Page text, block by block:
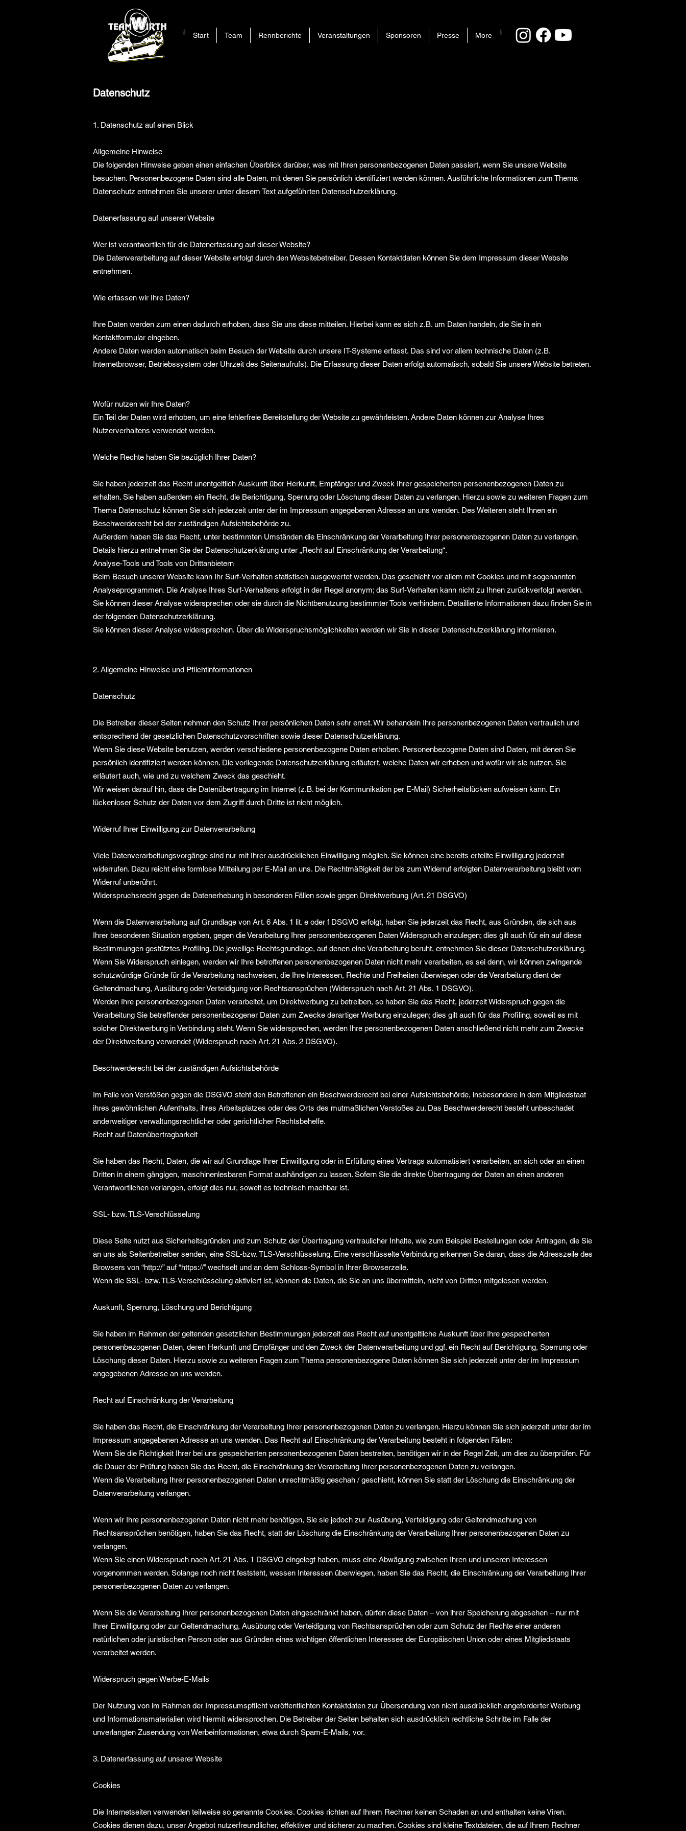
Start Team Rennberichte Veranstaltungen Sponsoren Presse More
Datenschutz
1. Datenschutz auf einen Blick
Allgemeine Hinweise
Die folgenden Hinweise geben einen einfachen Überblick darüber, was mit Ihren personenbezogenen Daten passiert, wenn Sie unsere Website
besuchen. Personenbezogene Daten sind alle Daten, mit denen Sie persönlich identifiziert werden können. Ausführliche Informationen zum Thema
Datenschutz entnehmen Sie unserer unter diesem Text aufgeführten Datenschutzerklärung.
Datenerfassung auf unserer Website
Wer ist verantwortlich für die Datenerfassung auf dieser Website?
Die Datenverarbeitung auf dieser Website erfolgt durch den Websitebetreiber. Dessen Kontaktdaten können Sie dem Impressum dieser Website
entnehmen.
Wie erfassen wir Ihre Daten?
Ihre Daten werden zum einen dadurch erhoben, dass Sie uns diese mitteilen. Hierbei kann es sich z.B. um Daten handeln, die Sie in ein
Kontaktformular eingeben.
Andere Daten werden automatisch beim Besuch der Website durch unsere IT-Systeme erfasst. Das sind vor allem technische Daten (z.B.
Internetbrowser, Betriebssystem oder Uhrzeit des Seitenaufrufs). Die Erfassung dieser Daten erfolgt automatisch, sobald Sie unsere Website betreten.
Wofür nutzen wir Ihre Daten?
Ein Teil der Daten wird erhoben, um eine fehlerfreie Bereitstellung der Website zu gewährleisten. Andere Daten können zur Analyse Ihres
Nutzerverhaltens verwendet werden.
Welche Rechte haben Sie bezüglich Ihrer Daten?
Sie haben jederzeit das Recht unentgeltlich Auskunft über Herkunft, Empfänger und Zweck Ihrer gespeicherten personenbezogenen Daten zu
erhalten. Sie haben außerdem ein Recht, die Berichtigung, Sperrung oder Löschung dieser Daten zu verlangen. Hierzu sowie zu weiteren Fragen zum
Thema Datenschutz können Sie sich jederzeit unter der im Impressum angegebenen Adresse an uns wenden. Des Weiteren steht Ihnen ein
Beschwerderecht bei der zuständigen Aufsichtsbehörde zu.
Außerdem haben Sie das Recht, unter bestimmten Umständen die Einschränkung der Verarbeitung Ihrer personenbezogenen Daten zu verlangen.
Details hierzu entnehmen Sie der Datenschutzerklärung unter „Recht auf Einschränkung der Verarbeitung“.
Analyse-Tools und Tools von Drittanbietern
Beim Besuch unserer Website kann Ihr Surf-Verhalten statistisch ausgewertet werden. Das geschieht vor allem mit Cookies und mit sogenannten
Analyseprogrammen. Die Analyse Ihres Surf-Verhaltens erfolgt in der Regel anonym; das Surf-Verhalten kann nicht zu Ihnen zurückverfolgt werden.
Sie können dieser Analyse widersprechen oder sie durch die Nichtbenutzung bestimmter Tools verhindern. Detaillierte Informationen dazu finden Sie in
der folgenden Datenschutzerklärung.
Sie können dieser Analyse widersprechen. Über die Widerspruchsmöglichkeiten werden wir Sie in dieser Datenschutzerklärung informieren.
2. Allgemeine Hinweise und Pflichtinformationen
Datenschutz
Die Betreiber dieser Seiten nehmen den Schutz Ihrer persönlichen Daten sehr ernst. Wir behandeln Ihre personenbezogenen Daten vertraulich und
entsprechend der gesetzlichen Datenschutzvorschriften sowie dieser Datenschutzerklärung.
Wenn Sie diese Website benutzen, werden verschiedene personenbezogene Daten erhoben. Personenbezogene Daten sind Daten, mit denen Sie
persönlich identifiziert werden können. Die vorliegende Datenschutzerklärung erläutert, welche Daten wir erheben und wofür wir sie nutzen. Sie
erläutert auch, wie und zu welchem Zweck das geschieht.
Wir weisen darauf hin, dass die Datenübertragung im Internet (z.B. bei der Kommunikation per E-Mail) Sicherheitslücken aufweisen kann. Ein
lückenloser Schutz der Daten vor dem Zugriff durch Dritte ist nicht möglich.
Widerruf Ihrer Einwilligung zur Datenverarbeitung
Viele Datenverarbeitungsvorgänge sind nur mit Ihrer ausdrücklichen Einwilligung möglich. Sie können eine bereits erteilte Einwilligung jederzeit
widerrufen. Dazu reicht eine formlose Mitteilung per E-Mail an uns. Die Rechtmäßigkeit der bis zum Widerruf erfolgten Datenverarbeitung bleibt vom
Widerruf unberührt.
Widerspruchsrecht gegen die Datenerhebung in besonderen Fällen sowie gegen Direktwerbung (Art. 21 DSGVO)
Wenn die Datenverarbeitung auf Grundlage von Art. 6 Abs. 1 lit. e oder f DSGVO erfolgt, haben Sie jederzeit das Recht, aus Gründen, die sich aus
Ihrer besonderen Situation ergeben, gegen die Verarbeitung Ihrer personenbezogenen Daten Widerspruch einzulegen; dies gilt auch für ein auf diese
Bestimmungen gestütztes Profiling. Die jeweilige Rechtsgrundlage, auf denen eine Verarbeitung beruht, entnehmen Sie dieser Datenschutzerklärung.
Wenn Sie Widerspruch einlegen, werden wir Ihre betroffenen personenbezogenen Daten nicht mehr verarbeiten, es sei denn, wir können zwingende
schutzwürdige Gründe für die Verarbeitung nachweisen, die Ihre Interessen, Rechte und Freiheiten überwiegen oder die Verarbeitung dient der
Geltendmachung, Ausübung oder Verteidigung von Rechtsansprüchen (Widerspruch nach Art. 21 Abs. 1 DSGVO).
Werden Ihre personenbezogenen Daten verarbeitet, um Direktwerbung zu betreiben, so haben Sie das Recht, jederzeit Widerspruch gegen die
Verarbeitung Sie betreffender personenbezogener Daten zum Zwecke derartiger Werbung einzulegen; dies gilt auch für das Profiling, soweit es mit
solcher Direktwerbung in Verbindung steht. Wenn Sie widersprechen, werden Ihre personenbezogenen Daten anschließend nicht mehr zum Zwecke
der Direktwerbung verwendet (Widerspruch nach Art. 21 Abs. 2 DSGVO).
Beschwerderecht bei der zuständigen Aufsichtsbehörde
Im Falle von Verstößen gegen die DSGVO steht den Betroffenen ein Beschwerderecht bei einer Aufsichtsbehörde, insbesondere in dem Mitgliedstaat
ihres gewöhnlichen Aufenthalts, ihres Arbeitsplatzes oder des Orts des mutmaßlichen Verstoßes zu. Das Beschwerderecht besteht unbeschadet
anderweitiger verwaltungsrechtlicher oder gerichtlicher Rechtsbehelfe.
Recht auf Datenübertragbarkeit
Sie haben das Recht, Daten, die wir auf Grundlage Ihrer Einwilligung oder in Erfüllung eines Vertrags automatisiert verarbeiten, an sich oder an einen
Dritten in einem gängigen, maschinenlesbaren Format aushändigen zu lassen. Sofern Sie die direkte Übertragung der Daten an einen anderen
Verantwortlichen verlangen, erfolgt dies nur, soweit es technisch machbar ist.
SSL- bzw. TLS-Verschlüsselung
Diese Seite nutzt aus Sicherheitsgründen und zum Schutz der Übertragung vertraulicher Inhalte, wie zum Beispiel Bestellungen oder Anfragen, die Sie
an uns als Seitenbetreiber senden, eine SSL-bzw. TLS-Verschlüsselung. Eine verschlüsselte Verbindung erkennen Sie daran, dass die Adresszeile des
Browsers von “http://” auf “https://” wechselt und an dem Schloss-Symbol in Ihrer Browserzeile.
Wenn die SSL- bzw. TLS-Verschlüsselung aktiviert ist, können die Daten, die Sie an uns übermitteln, nicht von Dritten mitgelesen werden.
Auskunft, Sperrung, Löschung und Berichtigung
Sie haben im Rahmen der geltenden gesetzlichen Bestimmungen jederzeit das Recht auf unentgeltliche Auskunft über Ihre gespeicherten
personenbezogenen Daten, deren Herkunft und Empfänger und den Zweck der Datenverarbeitung und ggf. ein Recht auf Berichtigung, Sperrung oder
Löschung dieser Daten. Hierzu sowie zu weiteren Fragen zum Thema personenbezogene Daten können Sie sich jederzeit unter der im Impressum
angegebenen Adresse an uns wenden.
Recht auf Einschränkung der Verarbeitung
Sie haben das Recht, die Einschränkung der Verarbeitung Ihrer personenbezogenen Daten zu verlangen. Hierzu können Sie sich jederzeit unter der im
Impressum angegebenen Adresse an uns wenden. Das Recht auf Einschränkung der Verarbeitung besteht in folgenden Fällen:
Wenn Sie die Richtigkeit Ihrer bei uns gespeicherten personenbezogenen Daten bestreiten, benötigen wir in der Regel Zeit, um dies zu überprüfen. Für
die Dauer der Prüfung haben Sie das Recht, die Einschränkung der Verarbeitung Ihrer personenbezogenen Daten zu verlangen.
Wenn die Verarbeitung Ihrer personenbezogenen Daten unrechtmäßig geschah / geschieht, können Sie statt der Löschung die Einschränkung der
Datenverarbeitung verlangen.
Wenn wir Ihre personenbezogenen Daten nicht mehr benötigen, Sie sie jedoch zur Ausübung, Verteidigung oder Geltendmachung von
Rechtsansprüchen benötigen, haben Sie das Recht, statt der Löschung die Einschränkung der Verarbeitung Ihrer personenbezogenen Daten zu
verlangen.
Wenn Sie einen Widerspruch nach Art. 21 Abs. 1 DSGVO eingelegt haben, muss eine Abwägung zwischen Ihren und unseren Interessen
vorgenommen werden. Solange noch nicht feststeht, wessen Interessen überwiegen, haben Sie das Recht, die Einschränkung der Verarbeitung Ihrer
personenbezogenen Daten zu verlangen.
Wenn Sie die Verarbeitung Ihrer personenbezogenen Daten eingeschränkt haben, dürfen diese Daten – von ihrer Speicherung abgesehen – nur mit
Ihrer Einwilligung oder zur Geltendmachung, Ausübung oder Verteidigung von Rechtsansprüchen oder zum Schutz der Rechte einer anderen
natürlichen oder juristischen Person oder aus Gründen eines wichtigen öffentlichen Interesses der Europäischen Union oder eines Mitgliedstaats
verarbeitet werden.
Widerspruch gegen Werbe-E-Mails
Der Nutzung von im Rahmen der Impressumspflicht veröffentlichten Kontaktdaten zur Übersendung von nicht ausdrücklich angeforderter Werbung
und Informationsmaterialien wird hiermit widersprochen. Die Betreiber der Seiten behalten sich ausdrücklich rechtliche Schritte im Falle der
unverlangten Zusendung von Werbeinformationen, etwa durch Spam-E-Mails, vor.
3. Datenerfassung auf unserer Website
Cookies
Die Internetseiten verwenden teilweise so genannte Cookies. Cookies richten auf Ihrem Rechner keinen Schaden an und enthalten keine Viren.
Cookies dienen dazu, unser Angebot nutzerfreundlicher, effektiver und sicherer zu machen. Cookies sind kleine Textdateien, die auf Ihrem Rechner